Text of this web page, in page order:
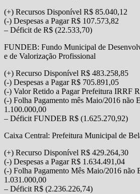
(+) Recursos Disponível R$ 85.040,12
(-) Despesas a Pagar R$ 107.573,82
– Déficit de R$ (22.533,70)
FUNDEB: Fundo Municipal de
e de Valorização Profissional
(+) Recurso Disponível R$ 483.258,85
(-) Despesas a Pagar R$ 705.891,05
(-) Valor Retido a Pagar Prefeitura IRRF
(-) Folha Pagamento mês Maio/2016 não
1.100.000,00
– Déficit FUNDEB R$ (1.625.270,92)
Caixa Central: Prefeitura Municipal de
(+) Recurso Disponível R$ 429.264,30
(-) Despesas a Pagar R$ 1.634.491,04
(-) Folha Pagamento Mês Maio/2016 não
1.031.000,00
– Déficit R$ (2.236.226,74)